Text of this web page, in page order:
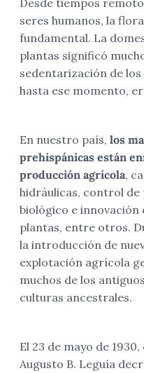
seres humanos, la
fundamental. La
plantas significó
sedentarización de
hasta ese momento,
En nuestro país, los
prehispánicas están
producción agrícola,
hidráulicas, control de
biológico e innovación
plantas, entre otros.
la introducción de
explotación agrícola
muchos de los
culturas ancestrales.
El 23 de mayo de
Augusto B. Leguía